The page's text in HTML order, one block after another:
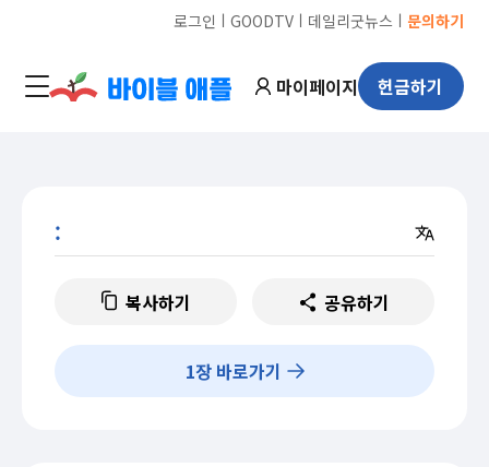
로그인 ㅣ GOODTVㅣ 데일리굿뉴스 ㅣ 문의하기
마이페이지 헌금하기
:
복사하기 공유하기
1장 바로가기